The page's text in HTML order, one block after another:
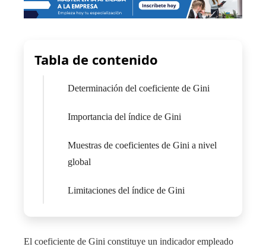
Tabla de contenido
Determinación del coeficiente de Gini
Importancia del índice de Gini
Muestras de coeficientes de Gini a nivel
global
Limitaciones del índice de Gini
El coeficiente de Gini constituye un indicador empleado